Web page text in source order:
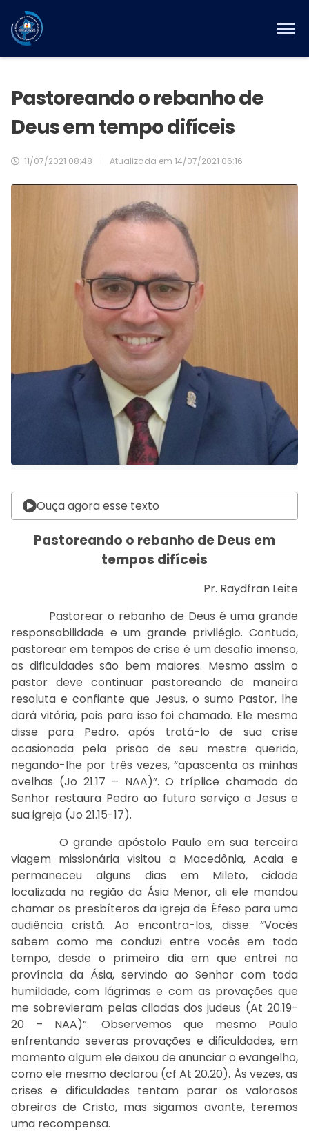
Pastoreando o rebanho de
Deus em tempo difíceis
11/07/2021 08:48 Atualizada em 14/07/2021 06:16
Ouça agora esse texto
Pastoreando o rebanho de Deus em
tempos difíceis
Pr. Raydfran Leite
Pastorear o rebanho de Deus é uma grande
responsabilidade e um grande privilégio. Contudo,
pastorear em tempos de crise é um desafio imenso,
as dificuldades são bem maiores. Mesmo assim o
pastor deve continuar pastoreando de maneira
resoluta e confiante que Jesus, o sumo Pastor, lhe
dará vitória, pois para isso foi chamado. Ele mesmo
disse para Pedro, após tratá-lo de sua crise
ocasionada pela prisão de seu mestre querido,
negando-lhe por três vezes, “apascenta as minhas
ovelhas (Jo 21.17 – NAA)”. O tríplice chamado do
Senhor restaura Pedro ao futuro serviço a Jesus e
sua igreja (Jo 21.15-17).
O grande apóstolo Paulo em sua terceira
viagem missionária visitou a Macedônia, Acaia e
permaneceu alguns dias em Mileto, cidade
localizada na região da Ásia Menor, ali ele mandou
chamar os presbíteros da igreja de Éfeso para uma
audiência cristã. Ao encontra-los, disse: “Vocês
sabem como me conduzi entre vocês em todo
tempo, desde o primeiro dia em que entrei na
província da Ásia, servindo ao Senhor com toda
humildade, com lágrimas e com as provações que
me sobrevieram pelas ciladas dos judeus (At 20.19-
20 – NAA)”. Observemos que mesmo Paulo
enfrentando severas provações e dificuldades, em
momento algum ele deixou de anunciar o evangelho,
como ele mesmo declarou (cf At 20.20). Às vezes, as
crises e dificuldades tentam parar os valorosos
obreiros de Cristo, mas sigamos avante, teremos
uma recompensa.